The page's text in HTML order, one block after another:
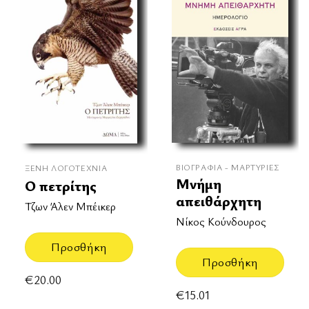
ΞΈΝΗ ΛΟΓΟΤΕΧΝΊΑ
Ο πετρίτης
Τζων Άλεν Μπέικερ
Προσθήκη
€20.00
ΒΙΟΓΡΑΦΊΑ - ΜΑΡΤΥΡΊΕΣ
Μνήμη
απειθάρχητη
Νίκος Κούνδουρος
Προσθήκη
€15.01